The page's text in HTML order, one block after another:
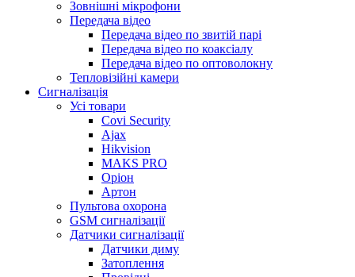
Зовнішні мікрофони
Передача відео
Передача відео по звитій парі
Передача відео по коаксіалу
Передача відео по оптоволокну
Тепловізійні камери
Cигналізація
Усі товари
Covi Security
Ajax
Hikvision
MAKS PRO
Оріон
Артон
Пультова охорона
GSM сигналізації
Датчики сигналізації
Датчики диму
Затоплення